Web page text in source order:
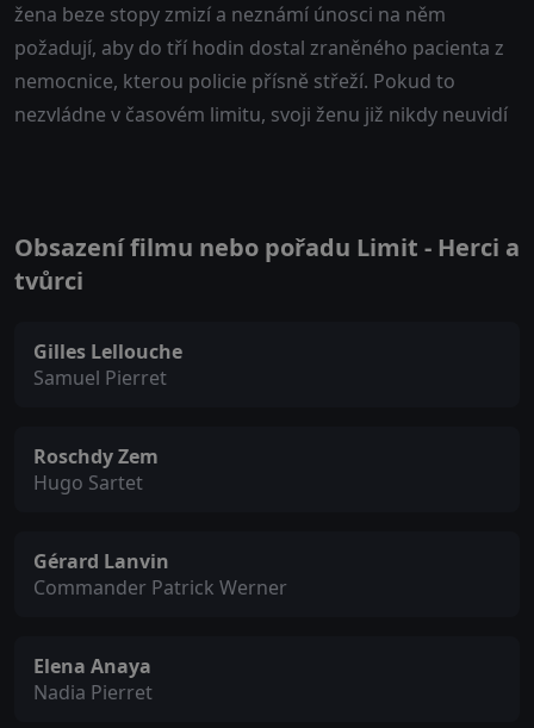
žena beze stopy zmizí a neznámí únosci na něm
požadují, aby do tří hodin dostal zraněného pacienta z
nemocnice, kterou policie přísně střeží. Pokud to
nezvládne v časovém limitu, svoji ženu již nikdy neuvidí
Obsazení filmu nebo pořadu Limit - Herci a
tvůrci
Gilles Lellouche
Samuel Pierret
Roschdy Zem
Hugo Sartet
Gérard Lanvin
Commander Patrick Werner
Elena Anaya
Nadia Pierret